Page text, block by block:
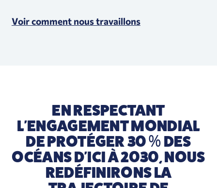
Voir comment nous travaillons
EN RESPECTANT
L'ENGAGEMENT MONDIAL
DE PROTÉGER 30 % DES
OCÉANS D'ICI À 2030, NOUS
REDÉFINIRONS LA